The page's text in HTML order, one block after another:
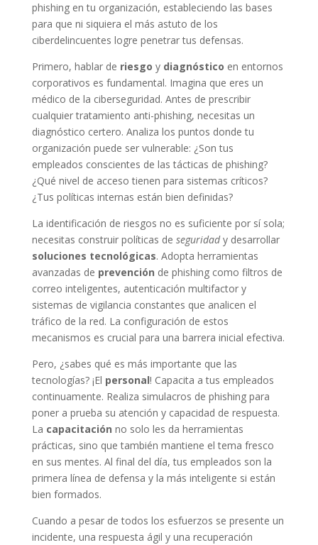
phishing en tu organización, estableciendo las bases
para que ni siquiera el más astuto de los
ciberdelincuentes logre penetrar tus defensas.
Primero, hablar de riesgo y diagnóstico en entornos
corporativos es fundamental. Imagina que eres un
médico de la ciberseguridad. Antes de prescribir
cualquier tratamiento anti-phishing, necesitas un
diagnóstico certero. Analiza los puntos donde tu
organización puede ser vulnerable: ¿Son tus
empleados conscientes de las tácticas de phishing?
¿Qué nivel de acceso tienen para sistemas críticos?
¿Tus políticas internas están bien definidas?
La identificación de riesgos no es suficiente por sí sola;
necesitas construir políticas de seguridady desarrollar
soluciones tecnológicas. Adopta herramientas
avanzadas de prevención de phishing como filtros de
correo inteligentes, autenticación multifactor y
sistemas de vigilancia constantes que analicen el
tráfico de la red. La configuración de estos
mecanismos es crucial para una barrera inicial efectiva.
Pero, ¿sabes qué es más importante que las
tecnologías? ¡El personal! Capacita a tus empleados
continuamente. Realiza simulacros de phishing para
poner a prueba su atención y capacidad de respuesta.
La capacitación no solo les da herramientas
prácticas, sino que también mantiene el tema fresco
en sus mentes. Al final del día, tus empleados son la
primera línea de defensa y la más inteligente si están
bien formados.
Cuando a pesar de todos los esfuerzos se presente un
incidente, una respuesta ágil y una recuperación